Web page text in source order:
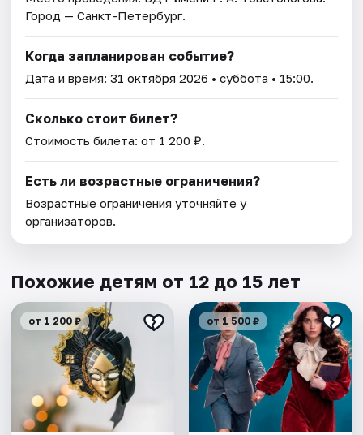
Город — Санкт-Петербург.
Когда запланирован событие?
Дата и время:31 октября 2026 • суббота • 15:00.
Сколько стоит билет?
Стоимость билета: от 1 200 ₽.
Есть ли возрастные ограничения?
Возрастные ограничения уточняйте у
организаторов.
Похожие детям от 12 до 15 лет
от 1 200 ₽ от 1 500 ₽